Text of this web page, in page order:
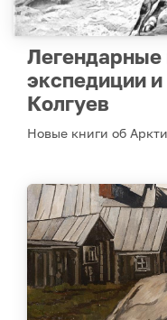
экспедиции
Колгуев
Новые книги об